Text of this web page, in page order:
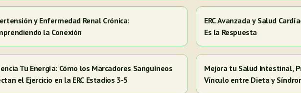
y Enfermedad Renal Crónica:
la Conexión
ERC Avanzada y Salud
Es la Respuesta
Tu Energía: Cómo los Marcadores Sanguíneos
el Ejercicio en la ERC Estadios 3-5
Mejora tu Salud Intestinal,
Vínculo entre Dieta y